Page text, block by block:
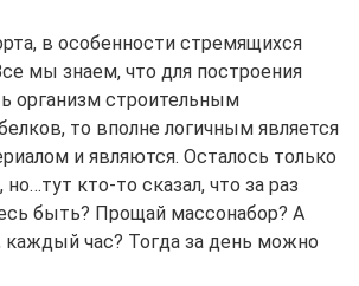
в особенности стремящихся
мы знаем, что для построения
организм строительным
то вполне логичным является
и являются. Осталось только
кто-то сказал, что за раз
быть? Прощай массонабор? А
час? Тогда за день можно